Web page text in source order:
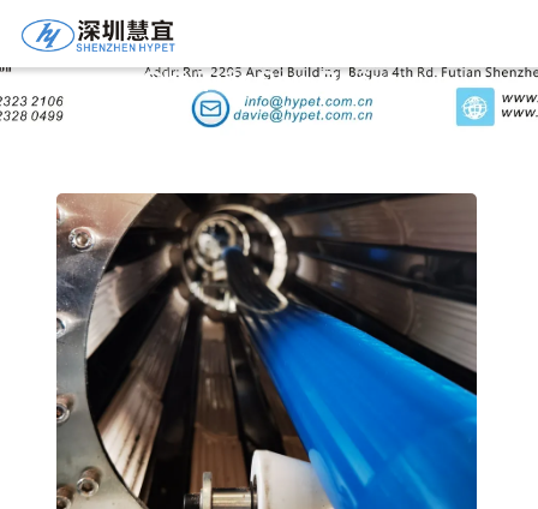
Chi Tiết Sản Phẩm